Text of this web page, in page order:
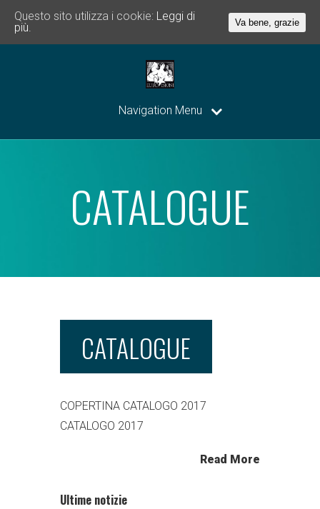
Navigation Menu
CATALOGUE
CATALOGUE
COPERTINA CATALOGO 2017
CATALOGO 2017
Read More
Ultime notizie
Questo sito utilizza i cookie: Leggi di
più.
Va bene, grazie